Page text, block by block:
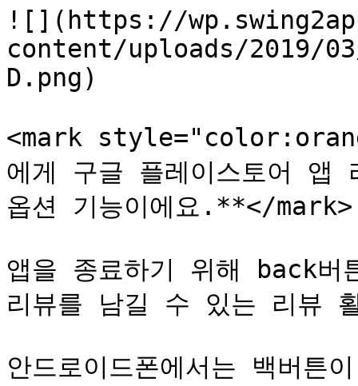
![](https://
content/uploads/2019/03/
D.png)
<mark
에게 구글 플레이스토어 앱
옵션 기능이에요.**</mark>
앱을 종료하기 위해 back
리뷰를 남길 수 있는 리뷰
안드로이드폰에서는 백버